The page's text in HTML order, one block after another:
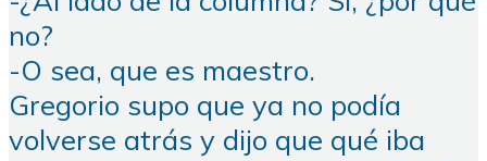
no?
-O sea, que es maestro.
Gregorio supo que ya no podía
volverse atrás y dijo que qué iba